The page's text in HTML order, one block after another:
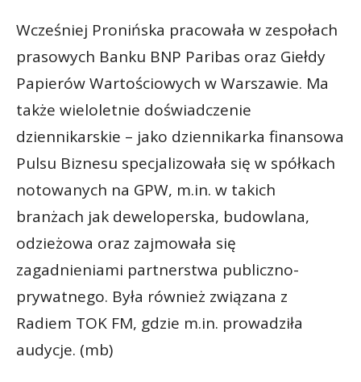
Wcześniej Pronińska pracowała w zespołach
prasowych Banku BNP Paribas oraz Giełdy
Papierów Wartościowych w Warszawie. Ma
także wieloletnie doświadczenie
dziennikarskie – jako dziennikarka finansowa
Pulsu Biznesu specjalizowała się w spółkach
notowanych na GPW, m.in. w takich
branżach jak deweloperska, budowlana,
odzieżowa oraz zajmowała się
zagadnieniami partnerstwa publiczno-
prywatnego. Była również związana z
Radiem TOK FM, gdzie m.in. prowadziła
audycje. (mb)